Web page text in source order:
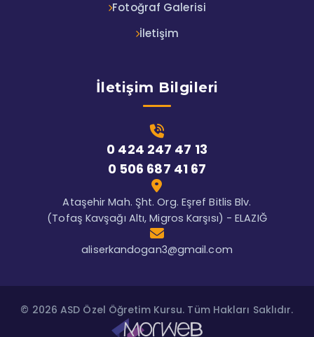
Fotoğraf Galerisi
İletişim
İletişim Bilgileri
0 424 247 47 13
0 506 687 41 67
Ataşehir Mah. Şht. Org. Eşref Bitlis Blv.
(Tofaş Kavşağı Altı, Migros Karşısı) - ELAZIĞ
aliserkandogan3@gmail.com
© 2026 ASD Özel Öğretim Kursu. Tüm Hakları Saklıdır.